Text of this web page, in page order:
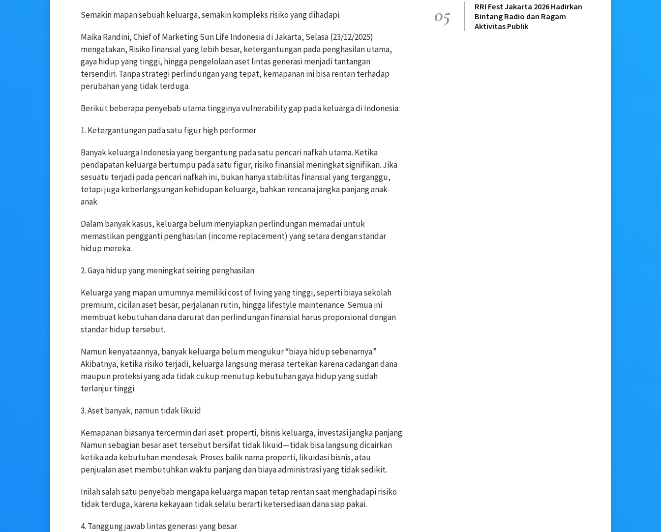
Semakin mapan sebuah keluarga, semakin kompleks risiko yang dihadapi.
Maika Randini, Chief of Marketing Sun Life Indonesia di Jakarta, Selasa (23/12/2025)
mengatakan, Risiko finansial yang lebih besar, ketergantungan pada penghasilan utama,
gaya hidup yang tinggi, hingga pengelolaan aset lintas generasi menjadi tantangan
tersendiri. Tanpa strategi perlindungan yang tepat, kemapanan ini bisa rentan terhadap
perubahan yang tidak terduga.
Berikut beberapa penyebab utama tingginya vulnerability gap pada keluarga di Indonesia:
1. Ketergantungan pada satu figur high performer
Banyak keluarga Indonesia yang bergantung pada satu pencari nafkah utama. Ketika
pendapatan keluarga bertumpu pada satu figur, risiko finansial meningkat signifikan. Jika
sesuatu terjadi pada pencari nafkah ini, bukan hanya stabilitas finansial yang terganggu,
tetapi juga keberlangsungan kehidupan keluarga, bahkan rencana jangka panjang anak-
anak.
Dalam banyak kasus, keluarga belum menyiapkan perlindungan memadai untuk
memastikan pengganti penghasilan (income replacement) yang setara dengan standar
hidup mereka.
2. Gaya hidup yang meningkat seiring penghasilan
Keluarga yang mapan umumnya memiliki cost of living yang tinggi, seperti biaya sekolah
premium, cicilan aset besar, perjalanan rutin, hingga lifestyle maintenance. Semua ini
membuat kebutuhan dana darurat dan perlindungan finansial harus proporsional dengan
standar hidup tersebut.
Namun kenyataannya, banyak keluarga belum mengukur “biaya hidup sebenarnya.”
Akibatnya, ketika risiko terjadi, keluarga langsung merasa tertekan karena cadangan dana
maupun proteksi yang ada tidak cukup menutup kebutuhan gaya hidup yang sudah
terlanjur tinggi.
3. Aset banyak, namun tidak likuid
Kemapanan biasanya tercermin dari aset: properti, bisnis keluarga, investasi jangka panjang.
Namun sebagian besar aset tersebut bersifat tidak likuid—tidak bisa langsung dicairkan
ketika ada kebutuhan mendesak. Proses balik nama properti, likuidasi bisnis, atau
penjualan aset membutuhkan waktu panjang dan biaya administrasi yang tidak sedikit.
Inilah salah satu penyebab mengapa keluarga mapan tetap rentan saat menghadapi risiko
tidak terduga, karena kekayaan tidak selalu berarti ketersediaan dana siap pakai.
4. Tanggung jawab lintas generasi yang besar
05
RRI Fest Jakarta 2026 Hadirkan
Bintang Radio dan Ragam
Aktivitas Publik